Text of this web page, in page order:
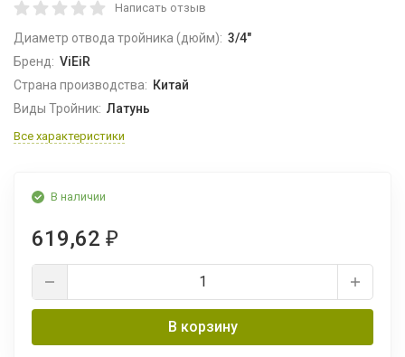
Написать отзыв
Диаметр отвода тройника (дюйм): 3/4"
Бренд: ViEiR
Страна производства: Китай
Виды Тройник: Латунь
Все характеристики
В наличии
619,62 ₽
В корзину